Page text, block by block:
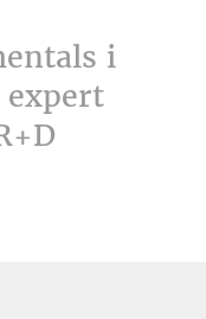
i
expert